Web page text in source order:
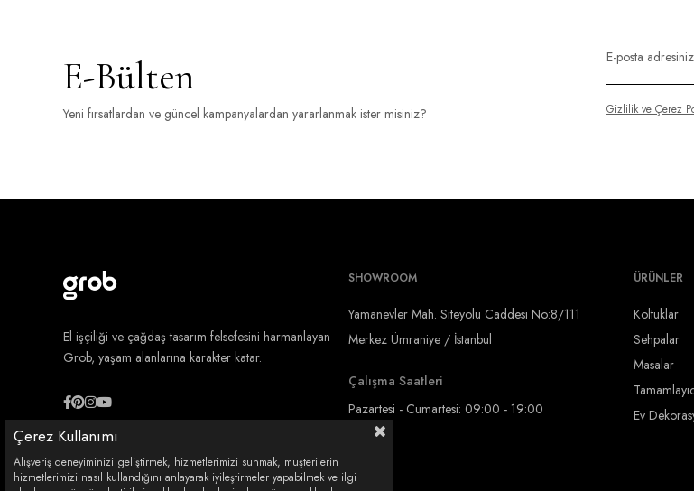
E-Bülten
Yeni fırsatlardan ve güncel kampanyalardan yararlanmak ister misiniz? Gizlilik ve Çerez
El işçiliği ve çağdaş tasarım felsefesini harmanlayan
Grob, yaşam alanlarına karakter katar.
SHOWROOM
Yamanevler Mah. Siteyolu Caddesi No:8/111
Merkez Ümraniye / İstanbul
Çalışma Saatleri
Pazartesi - Cumartesi: 09:00 - 19:00
ÜRÜNLER
Koltuklar
Sehpalar
Masalar
Ev
Çerez Kullanımı
Alışveriş deneyiminizi geliştirmek, hizmetlerimizi sunmak, müşterilerin
hizmetlerimizi nasıl kullandığını anlayarak iyileştirmeler yapabilmek ve ilgi